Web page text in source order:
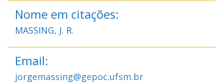
Nome em citações:
MASSING, J. R.
Email:
jorgemassing@gepoc.ufsm.br